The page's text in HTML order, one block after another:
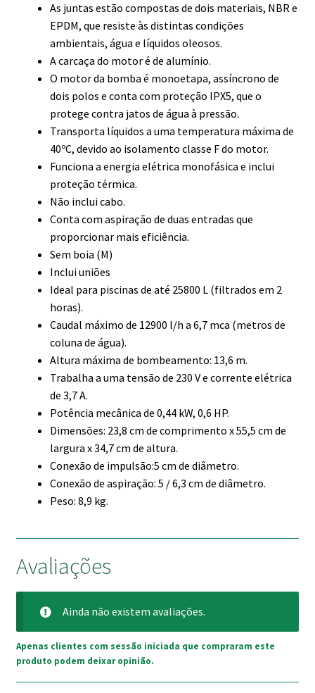
As juntas estão compostas de dois materiais, NBR e
EPDM, que resiste às distintas condições
ambientais, água e líquidos oleosos.
A carcaça do motor é de alumínio.
O motor da bomba é monoetapa, assíncrono de
dois polos e conta com proteção IPX5, que o
protege contra jatos de água à pressão.
Transporta líquidos a uma temperatura máxima de
40ºC, devido ao isolamento classe F do motor.
Funciona a energia elétrica monofásica e inclui
proteção térmica.
Não inclui cabo.
Conta com aspiração de duas entradas que
proporcionar mais eficiência.
Sem boia (M)
Inclui uniões
Ideal para piscinas de até 25800 L (filtrados em 2
horas).
Caudal máximo de 12900 l/h a 6,7 mca (metros de
coluna de água).
Altura máxima de bombeamento: 13,6 m.
Trabalha a uma tensão de 230 V e corrente elétrica
de 3,7 A.
Potência mecânica de 0,44 kW, 0,6 HP.
Dimensões: 23,8 cm de comprimento x 55,5 cm de
largura x 34,7 cm de altura.
Conexão de impulsão:5 cm de diâmetro.
Conexão de aspiração: 5 / 6,3 cm de diâmetro.
Peso: 8,9 kg.
Avaliações
Ainda não existem avaliações.
Apenas clientes com sessão iniciada que compraram este
produto podem deixar opinião.